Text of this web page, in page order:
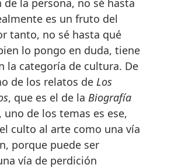
es un fruto del
tanto, no sé hasta qué
lo pongo en duda, tiene
la categoría de cultura. De
de los relatos de Los
, que es el de la Biografía
, uno de los temas es ese,
culto al arte como una vía
porque puede ser
vía de perdición